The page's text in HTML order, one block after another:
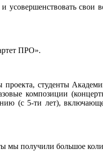
усовершенствовать
ПРО».
студенты
композиции
(с 5-ти лет),
мы получили большое